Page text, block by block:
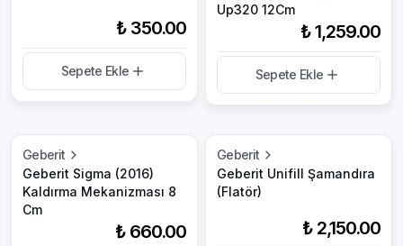
₺ 350.00
Sepete Ekle
Up320 12Cm
₺ 1,259.00
Sepete Ekle
Geberit
Geberit Sigma (2016)
Kaldırma Mekanizması 8
Cm
₺ 660.00
Geberit
Geberit Unifill Şamandıra
(Flatör)
₺ 2,150.00